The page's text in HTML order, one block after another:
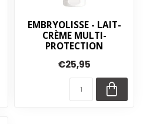
EMBRYOLISSE - LAIT-
CRÈME MULTI-
PROTECTION
€25,95